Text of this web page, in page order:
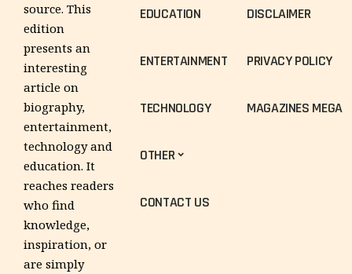
source. This
edition
presents an
interesting
article on
biography,
entertainment,
technology and
education. It
reaches readers
who find
knowledge,
inspiration, or
are simply
EDUCATION
ENTERTAINMENT
TECHNOLOGY
OTHER
CONTACT US
DISCLAIMER
PRIVACY POLICY
MAGAZINES MEGA